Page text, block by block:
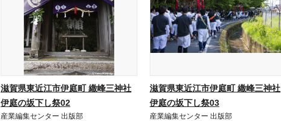
滋賀県東近江市伊庭町 繖峰三神社
伊庭の坂下し祭02
産業編集センター 出版部
滋賀県東近江市伊庭町 繖峰三神社
伊庭の坂下し祭03
産業編集センター 出版部